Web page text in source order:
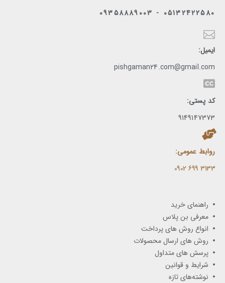
05132422580 - 09358889003
ایمیل:
pishgaman24.com@gmail.com
کد پستی:
9149147373
روابط عمومی:
3133 699 0902​
راهنمای خرید
معرفی بن پلاس
انواع روش های پرداخت
روش های ارسال محصولات
پرسش های متداول
شرایط و قوانین
نوشته‌های تازه